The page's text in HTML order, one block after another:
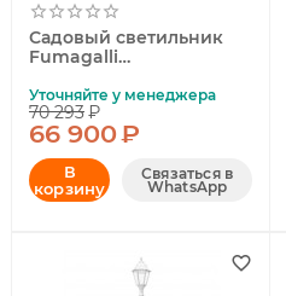
Садовый светильник
Fumagalli
Уточняйте у менеджера
70 293₽
66 900₽
В
корзину
Связаться в
WhatsApp